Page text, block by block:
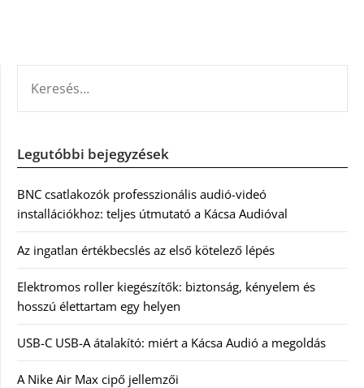
Legutóbbi bejegyzések
BNC csatlakozók professzionális audió-videó
installációkhoz: teljes útmutató a Kácsa Audióval
Az ingatlan értékbecslés az első kötelező lépés
Elektromos roller kiegészítők: biztonság, kényelem és
hosszú élettartam egy helyen
USB-C USB-A átalakító: miért a Kácsa Audió a megoldás
A Nike Air Max cipő jellemzői